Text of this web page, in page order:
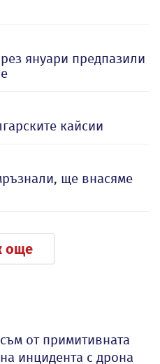
януари предпазили
кайсии
ще внасяме
още
от примитивната
инцидента с дрона